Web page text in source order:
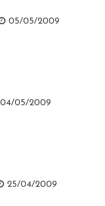
05/05/2009
04/05/2009
25/04/2009